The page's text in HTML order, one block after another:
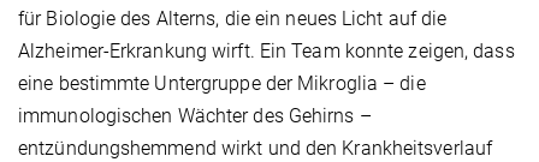
für Biologie des Alterns, die ein neues Licht auf die
Alzheimer-Erkrankung wirft. Ein Team konnte zeigen, dass
eine bestimmte Untergruppe der Mikroglia – die
immunologischen Wächter des Gehirns –
entzündungshemmend wirkt und den Krankheitsverlauf